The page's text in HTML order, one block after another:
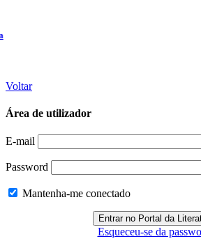
Voltar
Área de utilizador
E-mail
Password
Mantenha-me conectado
Esqueceu-se da